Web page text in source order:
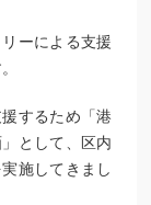
ーによる支援
するため「港
として、区内
施してきまし